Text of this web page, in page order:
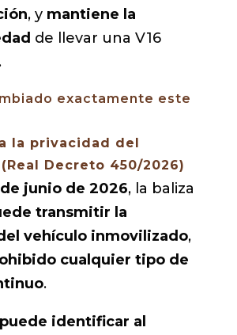
, y mantiene la
de llevar una V16
exactamente este
la privacidad del
Decreto 450/2026)
junio de 2026, la baliza
transmitir la
vehículo inmovilizado,
cualquier tipo de
.
identificar al